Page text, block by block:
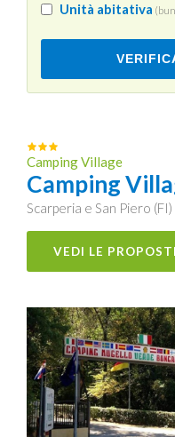
Unità abitativa
Camping Village
Camping
Scarperia e San Piero (FI)
VEDI LE